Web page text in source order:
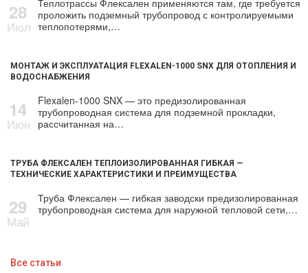
28
Июл
Теплотрассы Флексален применяются там, где требуется
проложить подземный трубопровод с контролируемыми
теплопотерями,…
МОНТАЖ И ЭКСПЛУАТАЦИЯ FLEXALEN-1000 SNX ДЛЯ ОТОПЛЕНИЯ И
ВОДОСНАБЖЕНИЯ
14
Июн
Flexalen-1000 SNX — это предизолированная
трубопроводная система для подземной прокладки,
рассчитанная на…
ТРУБА ФЛЕКСАЛЕН ТЕПЛОИЗОЛИРОВАННАЯ ГИБКАЯ —
ТЕХНИЧЕСКИЕ ХАРАКТЕРИСТИКИ И ПРЕИМУЩЕСТВА
29
Май
Труба Флексален — гибкая заводски предизолированная
трубопроводная система для наружной тепловой сети,…
Все статьи